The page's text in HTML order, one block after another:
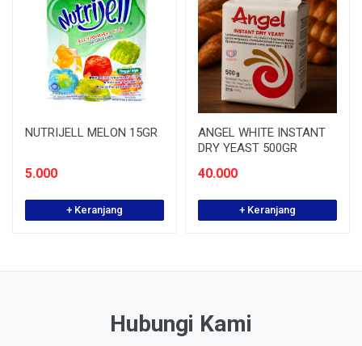
NUTRIJELL MELON 15GR
5.000
+ Keranjang
ANGEL WHITE INSTANT
DRY YEAST 500GR
40.000
+ Keranjang
Hubungi Kami